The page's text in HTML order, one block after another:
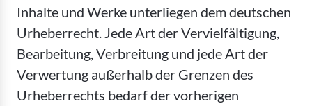
Inhalte und Werke unterliegen dem deutschen
Urheberrecht. Jede Art der Vervielfältigung,
Bearbeitung, Verbreitung und jede Art der
Verwertung außerhalb der Grenzen des
Urheberrechts bedarf der vorherigen